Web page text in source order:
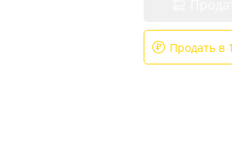
Продать в